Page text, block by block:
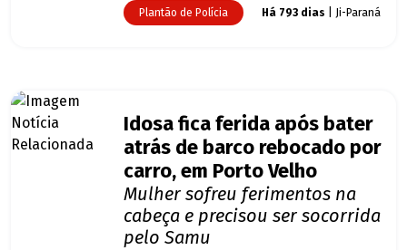
Plantão de Polícia Há 793 dias | Ji-Paraná
Idosa fica ferida após bater
atrás de barco rebocado por
carro, em Porto Velho
Mulher sofreu ferimentos na
cabeça e precisou ser socorrida
pelo Samu